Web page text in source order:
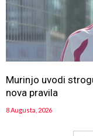
Murinjo uvodi
nova pravila
8 Augusta, 2026